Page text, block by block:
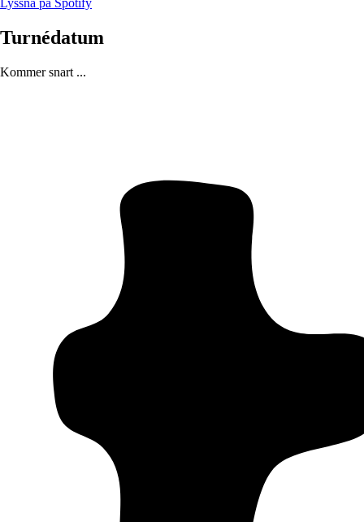
Lyssna på Spotify
Turnédatum
Kommer snart ...